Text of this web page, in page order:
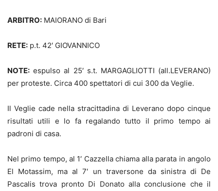
ARBITRO: MAIORANO di Bari
RETE: p.t. 42′ GIOVANNICO
NOTE: espulso al 25′ s.t. MARGAGLIOTTI (all.LEVERANO)
per proteste. Circa 400 spettatori di cui 300 da Veglie.
Il Veglie cade nella stracittadina di Leverano dopo cinque
risultati utili e lo fa regalando tutto il primo tempo ai
padroni di casa.
Nel primo tempo, al 1′ Cazzella chiama alla parata in angolo
El Motassim, ma al 7′ un traversone da sinistra di De
Pascalis trova pronto Di Donato alla conclusione che il